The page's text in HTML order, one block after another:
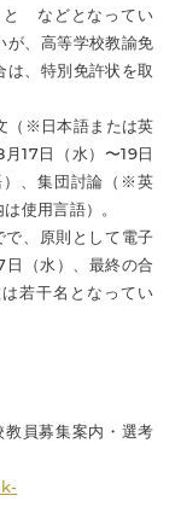
と などとなってい
が、高等学校教諭免
、特別免許状を取
（※日本語または英
17日（水）〜19日
）、集団討論（※英
使用言語）。
、原則として電子
（水）、最終の合
若干名となってい
員募集案内・選考